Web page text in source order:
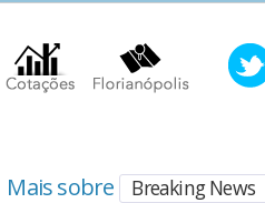
Mais sobre Breaking News